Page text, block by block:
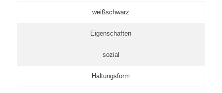
weißschwarz
Eigenschaften
sozial
Haltungsform